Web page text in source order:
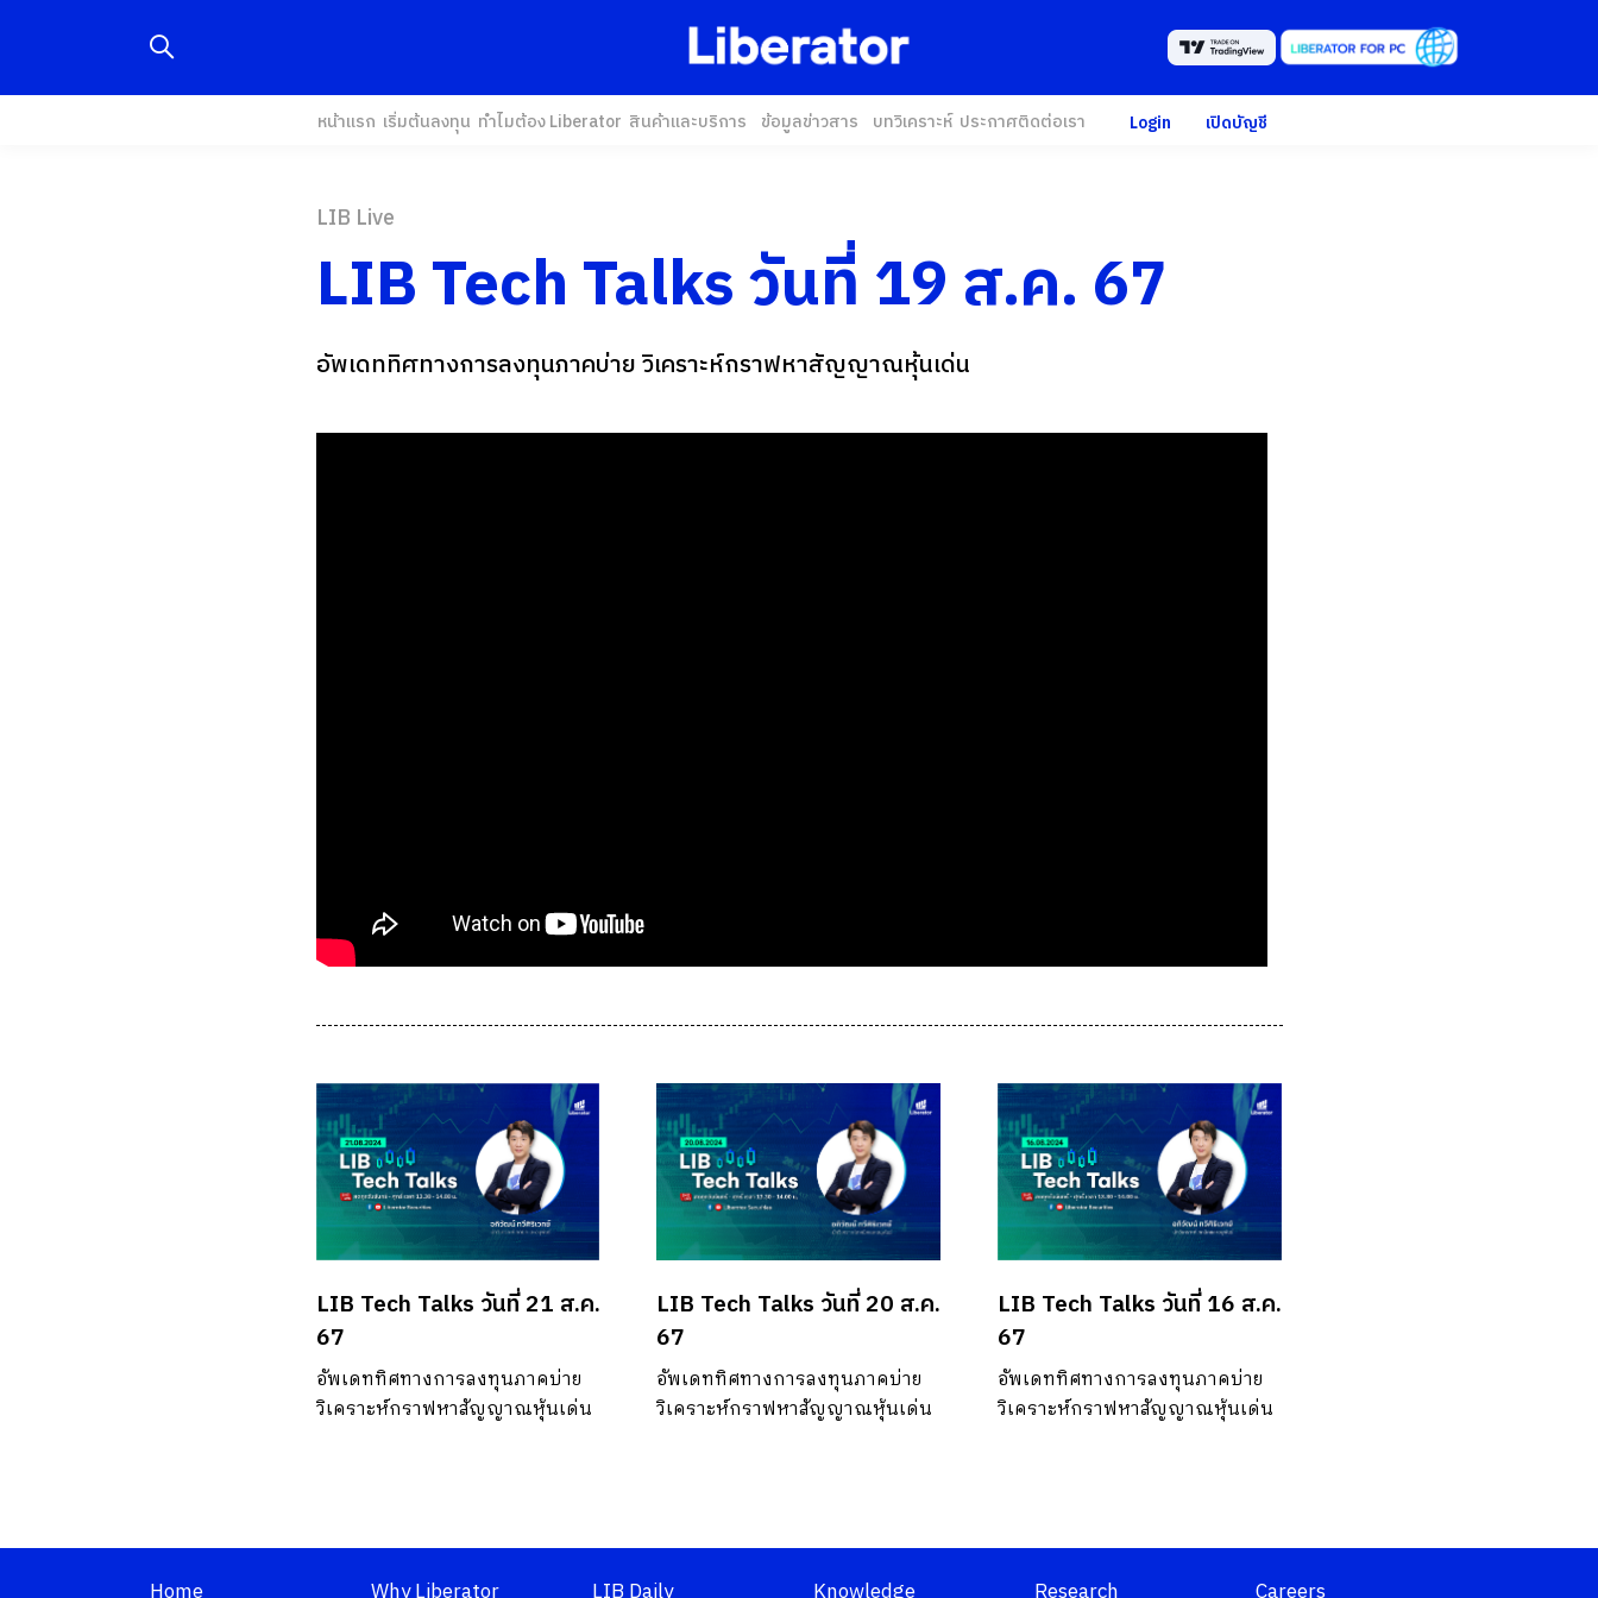
หน้าแรก เริ่มต้นลงทุน ทำไมต้อง Liberator สินค้าและบริการ ข้อมูลข่าวสาร บทวิเคราะห์ ประกาศติดต่อเรา Login เปิดบัญชี
LIB Live
LIB Tech Talks วันที่ 19 ส.ค. 67
อัพเดททิศทางการลงทุนภาคบ่าย วิเคราะห์กราฟหาสัญญาณหุ้นเด่น
LIB Tech Talks วันที่ 21 ส.ค.
67
อัพเดททิศทางการลงทุนภาคบ่าย
วิเคราะห์กราฟหาสัญญาณหุ้นเด่น
LIB Tech Talks วันที่ 20 ส.ค.
67
อัพเดททิศทางการลงทุนภาคบ่าย
วิเคราะห์กราฟหาสัญญาณหุ้นเด่น
LIB Tech Talks วันที่ 16 ส.ค.
67
อัพเดททิศทางการลงทุนภาคบ่าย
วิเคราะห์กราฟหาสัญญาณหุ้นเด่น